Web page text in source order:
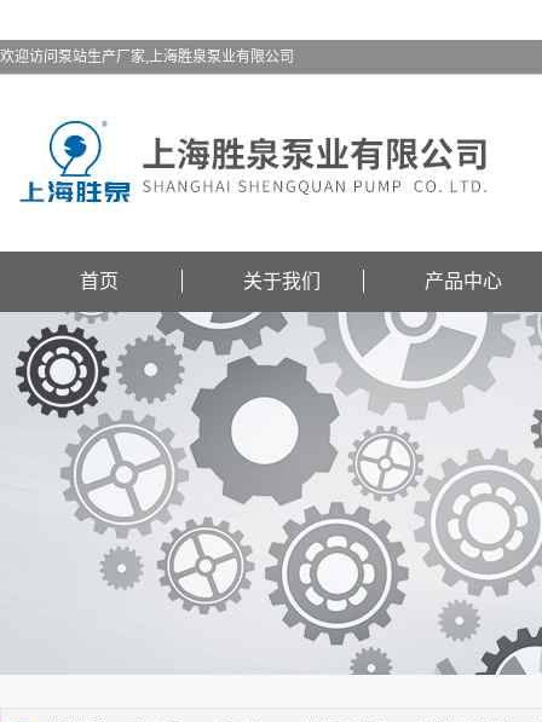
欢迎访问泵站生产厂家,上海胜泉泵业有限公司
首页 关于我们 产品中心